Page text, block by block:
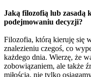
Jaką filozofią lub zasadą
podejmowaniu decyzji?
Filozofia, którą kieruję się
znalezieniu czegoś, co
każdego dnia. Wierzę, że
zobowiązaniem, ale także
miłością, nie tylko